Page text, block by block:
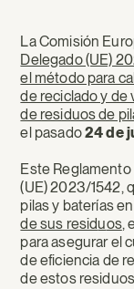
La Comisión
Delegado (UE)
el método para
de reciclado y de
de residuos de
el pasado24 de
Este
(UE) 2023/1542,
pilas y baterías
de sus residuos,
para asegurar el
de eficiencia de
de estos